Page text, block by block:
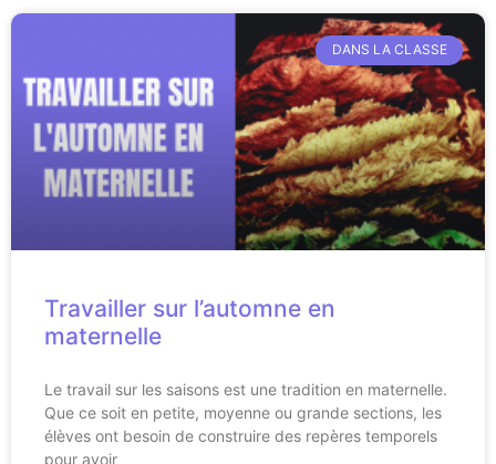
DANS LA CLASSE
Travailler sur l’automne en
maternelle
Le travail sur les saisons est une tradition en maternelle.
Que ce soit en petite, moyenne ou grande sections, les
élèves ont besoin de construire des repères temporels
pour avoir